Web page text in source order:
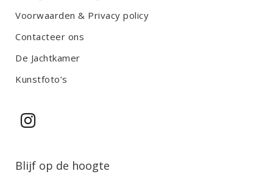
Voorwaarden & Privacy policy
Contacteer ons
De Jachtkamer
Kunstfoto’s
Blijf op de hoogte